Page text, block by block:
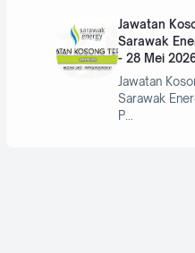
Jawatan
Sarawak
- 28 Mei
Jawatan
Sarawak
P…